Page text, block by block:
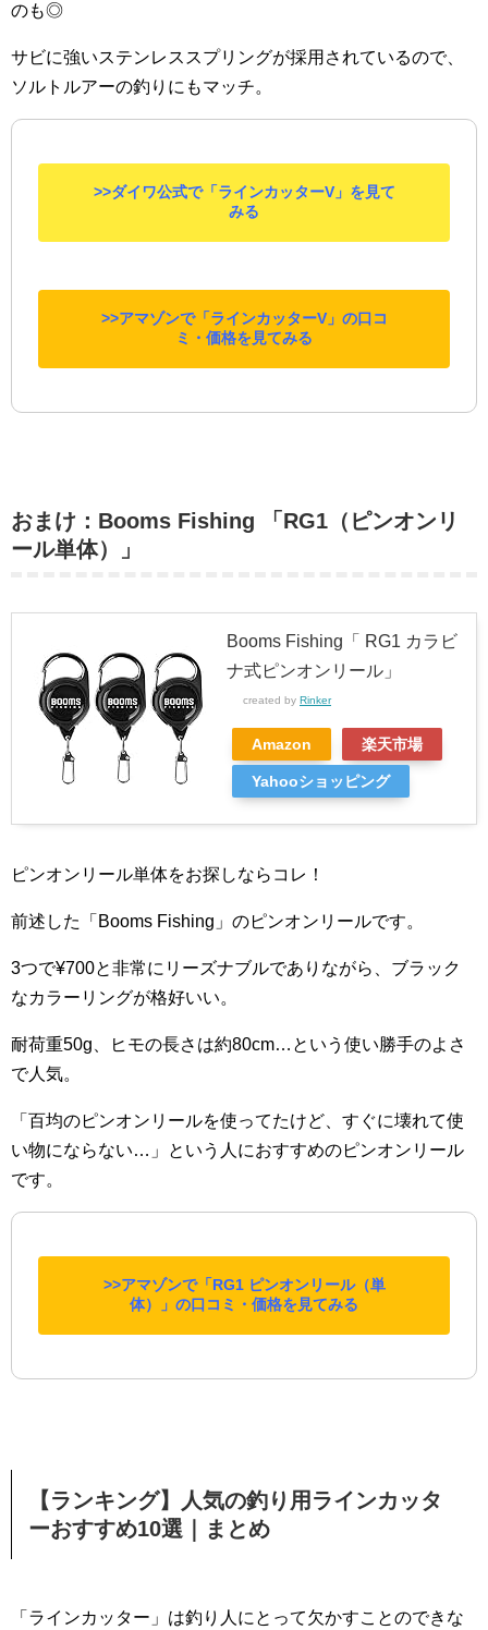
のも◎
サビに強いステンレススプリングが採用されているので、
ソルトルアーの釣りにもマッチ。
>>ダイワ公式で「ラインカッターV」を見て
みる
>>アマゾンで「ラインカッターV」の口コ
ミ・価格を見てみる
おまけ：Booms Fishing 「RG1（ピンオンリ
ール単体）」
Booms Fishing「 RG1 カラビ
ナ式ピンオンリール」
created by Rinker
Amazon 楽天市場
Yahooショッピング
ピンオンリール単体をお探しならコレ！
前述した「Booms Fishing」のピンオンリールです。
3つで¥700と非常にリーズナブルでありながら、ブラック
なカラーリングが格好いい。
耐荷重50g、
ヒモの長さは約80cm…という使い勝手のよさ
で人気。
「百均のピンオンリールを使ってたけど、すぐに壊れて使
い物にならない…」という人におすすめのピンオンリール
です。
>>アマゾンで「RG1 ピンオンリール（単
体）」の口コミ・価格を見てみる
【ランキング】人気の釣り用ラインカッタ
ーおすすめ10選｜まとめ
「ラインカッター」は釣り人にとって欠かすことのできな